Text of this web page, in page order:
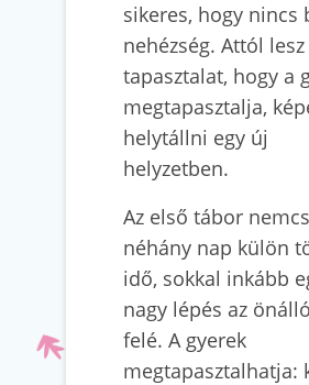
sikeres, hogy nincs
nehézség. Attól
tapasztalat, hogy a
megtapasztalja,
helytállni egy új
helyzetben.
Az első tábor
néhány nap külön
idő, sokkal inkább
nagy lépés az
felé. A gyerek
megtapasztalhatja: